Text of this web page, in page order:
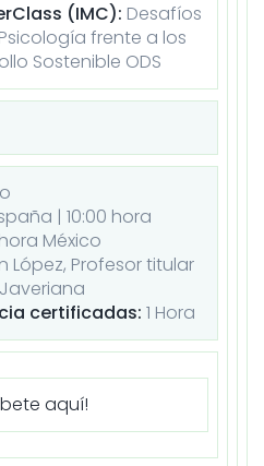
(IMC): Desafíos
frente a los
Sostenible ODS
| 10:00 hora
México
López, Profesor titular
certificadas: 1 Hora
aquí!